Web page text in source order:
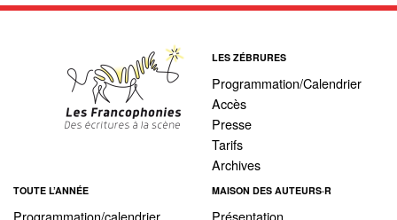
LES ZÉBRURES
Programmation/Calendrier
Accès
Presse
Tarifs
Archives
TOUTE L’ANNÉE
Programmation/calendrier
MAISON DES AUTEURS·R
Présentation